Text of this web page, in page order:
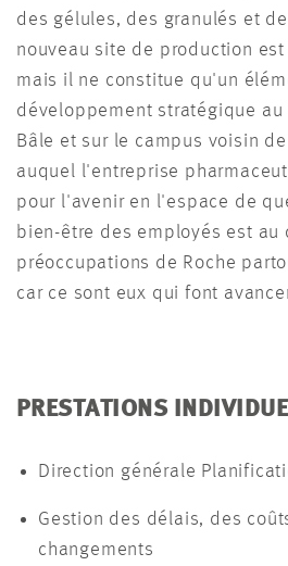
des gélules, des granulés et
nouveau site de production
mais il ne constitue qu'un
développement stratégique au
Bâle et sur le campus voisin
auquel l'entreprise
pour l'avenir en l'espace de
bien-être des employés est au
préoccupations de Roche
car ce sont eux qui font
PRESTATIONS
Direction générale
Gestion des délais, des
changements